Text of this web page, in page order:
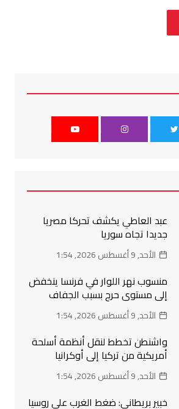
عبد العاطي يكشف تحركا مصريا
جديدا تجاه سوريا
الأحد, 9 أغسطس 2026, 1:54
منسوب نهر اللوار في فرنسا ينخفض
إلى مستوى حرج بسبب الجفاف
الأحد, 9 أغسطس 2026, 1:54
واشنطن تخطط لنقل أنظمة أسلحة
أمريكية من تركيا إلى أوكرانيا
الأحد, 9 أغسطس 2026, 1:54
خبير بريطاني: ضغط الغرب على روسيا